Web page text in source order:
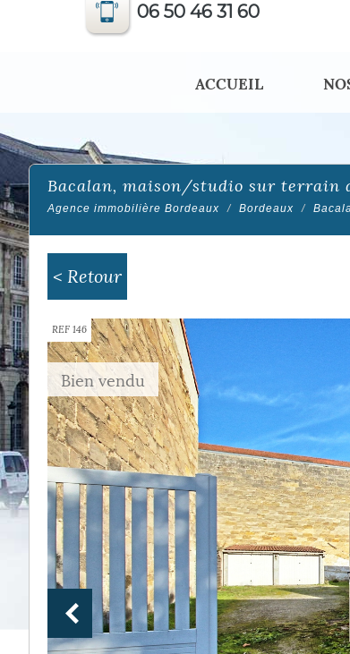
06 50 46 31 60
ACCUEIL
bacalan, maison/studio sur terrain
Agence immobilière Bordeaux Bordeaux
< Retour
REF 146
Bien vendu